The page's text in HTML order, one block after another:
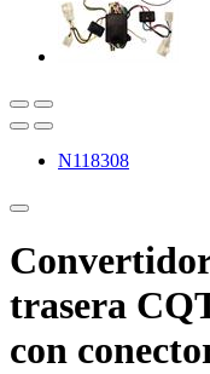
N118308
trasera
con